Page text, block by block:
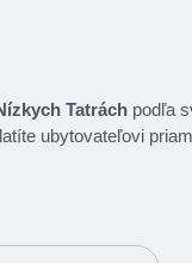
Tatrách podľa
ubytovateľovi